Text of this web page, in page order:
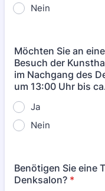
Nein
Möchten Sie an
Besuch der
im Nachgang des
um 13:00 Uhr bis
Ja
Nein
Benötigen Sie eine
Denksalon? *